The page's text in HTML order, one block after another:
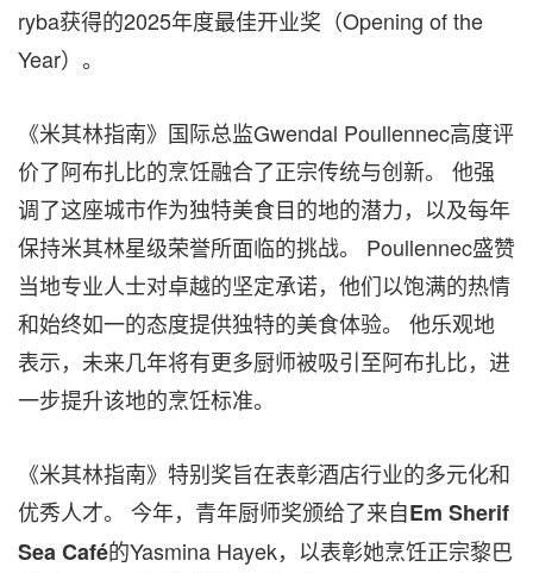
ryba获得的2025年度最佳开业奖（Opening of the
Year）。
《米其林指南》国际总监Gwendal Poullennec高度评
价了阿布扎比的烹饪融合了正宗传统与创新。 他强
调了这座城市作为独特美食目的地的潜力，以及每年
保持米其林星级荣誉所面临的挑战。 Poullennec盛赞
当地专业人士对卓越的坚定承诺，他们以饱满的热情
和始终如一的态度提供独特的美食体验。 他乐观地
表示，未来几年将有更多厨师被吸引至阿布扎比，进
一步提升该地的烹饪标准。
《米其林指南》特别奖旨在表彰酒店行业的多元化和
优秀人才。 今年，青年厨师奖颁给了来自Em Sherif
Sea Café的Yasmina Hayek，以表彰她烹饪正宗黎巴